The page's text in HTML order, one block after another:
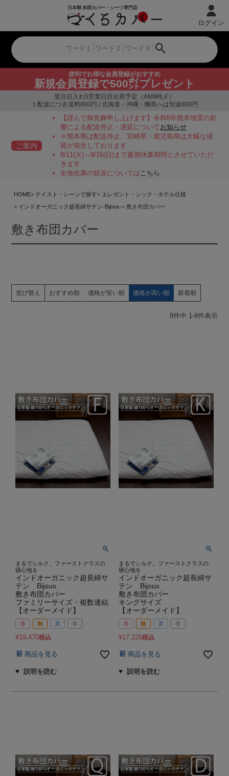
便利でお得な会員登録がおすすめ
新規会員登録で500㌽プレゼント
ログイン
受注日入れ5営業日目出荷予定（AM9時〆）
１配送につき送料800円 / 北海道・沖縄・離島へは別途800円
ご案内
【謹んで御見舞申し上げます】令和8年熊本地震の影
響による配送停止・遅延についてお知らせ
※熊本県は配送停止、宮崎県・鹿児島県は大幅な遅
延が発生しております
8/11(火)～8/16(日)まで夏期休業期間とさせていただ
きます
生地在庫の状況についてはこちら
HOME テイスト・シーンで探す
エレガント・シック・ホテル仕様
インドオーガニック超長綿サテン-Bijoux-
敷き布団カバー
敷き布団カバー
並び替え おすすめ順 価格が安い順 価格が高い順 新着順
8件中 1-8件表示
まるでシルク。ファーストクラスの
寝心地を
インドオーガニック超長綿サ
テン Bijoux
敷き布団カバー
ファミリーサイズ・複数連結
【オーダーメイド】
春 秋 夏 冬
¥19,470税込
商品を見る
まるでシルク。ファーストクラスの
寝心地を
インドオーガニック超長綿サ
テン Bijoux
敷き布団カバー
キングサイズ
【オーダーメイド】
春 秋 夏 冬
¥17,226税込
商品を見る